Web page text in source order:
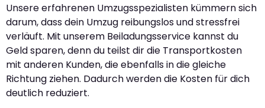
Unsere erfahrenen Umzugsspezialisten kümmern sich
darum, dass dein Umzug reibungslos und stressfrei
verläuft. Mit unserem Beiladungsservice kannst du
Geld sparen, denn du teilst dir die Transportkosten
mit anderen Kunden, die ebenfalls in die gleiche
Richtung ziehen. Dadurch werden die Kosten für dich
deutlich reduziert.